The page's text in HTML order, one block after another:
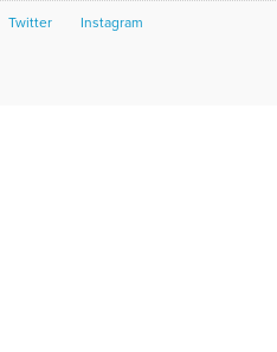
Twitter Instagram